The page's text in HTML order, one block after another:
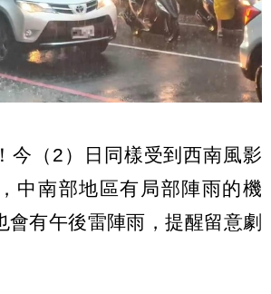
今（2）日同樣受到西南風影
中南部地區有局部陣雨的機
會有午後雷陣雨，提醒留意劇